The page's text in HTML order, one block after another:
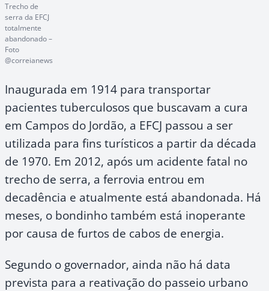
Trecho de
serra da EFCJ
totalmente
abandonado –
Foto
@correianews
Inaugurada em 1914 para transportar
pacientes tuberculosos que buscavam a cura
em Campos do Jordão, a EFCJ passou a ser
utilizada para fins turísticos a partir da década
de 1970. Em 2012, após um acidente fatal no
trecho de serra, a ferrovia entrou em
decadência e atualmente está abandonada. Há
meses, o bondinho também está inoperante
por causa de furtos de cabos de energia.
Segundo o governador, ainda não há data
prevista para a reativação do passeio urbano